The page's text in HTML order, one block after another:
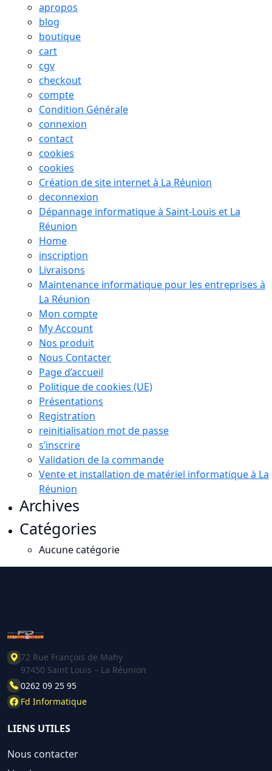
apropos
blog
boutique
cart
cgv
checkout
compte
Condition Générale
connexion
contact
cookies
cookies
Création de site internet à La Réunion
deconnexion
Dépannage informatique à Saint-Louis et La
Réunion
Home
inscription
Livraisons
Maintenance informatique pour les entreprises à
La Réunion
Mon compte
My Account
Nos produit
Nous Contacter
Page d’accueil
Politique de cookies (UE)
Présentations
Registration
reinitialisation mot de passe
s’inscrire
Validation de la commande
Vente et installation de matériel informatique à La
Réunion
Archives
Catégories
Aucune catégorie
72 Rue François de Mahy
97450 Saint Louis – La Réunion
0262 09 25 95
Fd Informatique
LIENS UTILES
Nous contacter